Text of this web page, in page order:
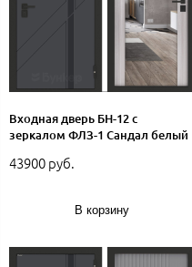
Входная дверь БН-12 с
зеркалом ФЛЗ-1 Сандал белый
43900 руб.
В корзину